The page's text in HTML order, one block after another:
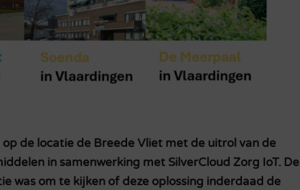
de locatie de Breede Vliet met de uitrol van de
in samenwerking met SilverCloud Zorg IoT. De
was om te kijken of deze oplossing inderdaad de